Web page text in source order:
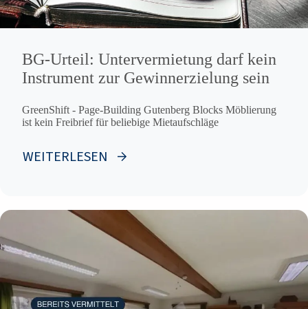
BG-Urteil: Untervermietung darf kein
Instrument zur Gewinnerzielung sein
GreenShift - Page-Building Gutenberg Blocks Möblierung
ist kein Freibrief für beliebige Mietaufschläge
WEITERLESEN